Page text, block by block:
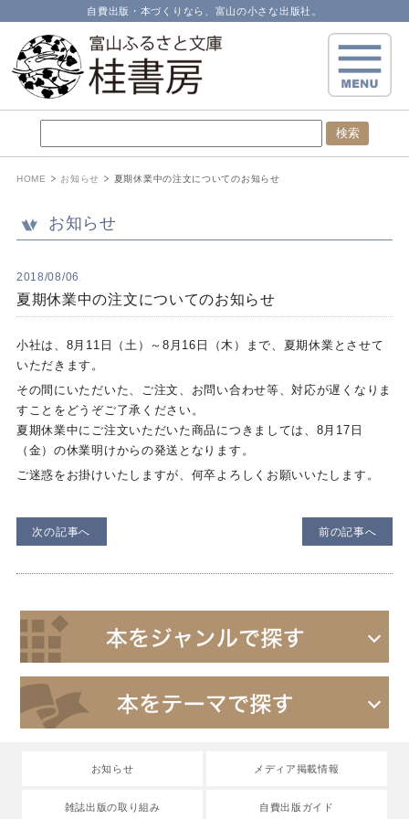
自費出版・本づくりなら、富山の小さな出版社。
HOME お知らせ 夏期休業中の注文についてのお知らせ
お知らせ
2018/08/06
夏期休業中の注文についてのお知らせ
小社は、8月11日（土）～8月16日（木）まで、夏期休業とさせて
いただきます。
その間にいただいた、ご注文、お問い合わせ等、対応が遅くなりま
すことをどうぞご了承ください。
夏期休業中にご注文いただいた商品につきましては、8月17日
（金）の休業明けからの発送となります。
ご迷惑をお掛けいたしますが、何卒よろしくお願いいたします。
次の記事へ 前の記事へ
お知らせ メディア掲載情報
雑誌出版の取り組み 自費出版ガイド